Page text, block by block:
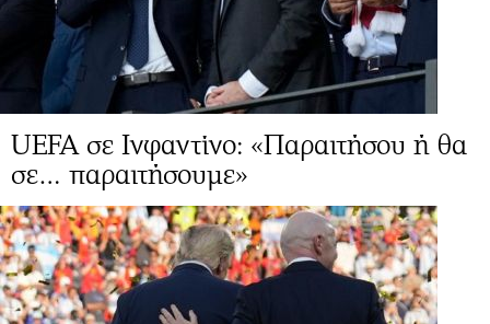
UEFA σε Ινφαντίνο: «Παραιτήσου ή θα
σε… παραιτήσουμε»